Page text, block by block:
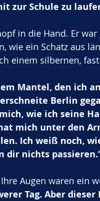
zur Schule zu
in die Hand. Er
wie ein Schatz aus
einem silbernen,
Mantel, den ich
Berlin
wie ich seine
mich unter den
Ich weiß noch,
dir nichts passieren.‘
Augen waren ein
Tag. Aber